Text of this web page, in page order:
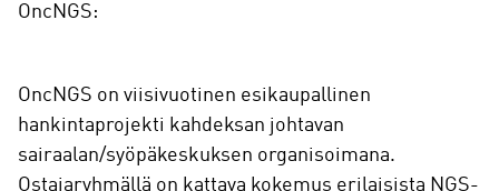
OncNGS:
OncNGS on viisivuotinen esikaupallinen
hankintaprojekti kahdeksan johtavan
sairaalan/syöpäkeskuksen organisoimana.
Ostajaryhmällä on kattava kokemus erilaisista NGS-